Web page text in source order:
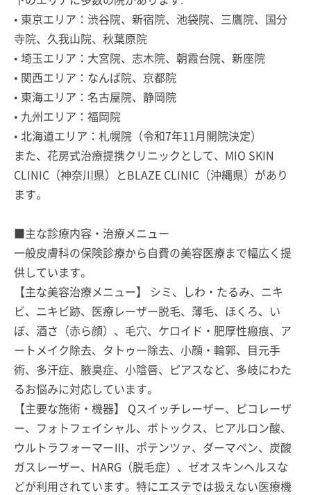
• 東京エリア：渋谷院、新宿院、池袋院、三鷹院、国分
寺院、久我山院、秋葉原院
• 埼玉エリア：大宮院、志木院、朝霞台院、新座院
• 関西エリア：なんば院、京都院
• 東海エリア：名古屋院、静岡院
• 九州エリア：福岡院
• 北海道エリア：札幌院（令和7年11月開院決定）
また、花房式治療提携クリニックとして、MIO SKIN
CLINIC（神奈川県）とBLAZE CLINIC（沖縄県）があり
ます。
■主な診療内容・治療メニュー
一般皮膚科の保険診療から自費の美容医療まで幅広く提
供しています。
【主な美容治療メニュー】 シミ、しわ・たるみ、ニキ
ビ、ニキビ跡、医療レーザー脱毛、薄毛、ほくろ、い
ぼ、酒さ（赤ら顔）、毛穴、ケロイド・肥厚性瘢痕、ア
ートメイク除去、タトゥー除去、小顔・輪郭、目元手
術、多汗症、腋臭症、小陰唇、ピアスなど、多岐にわた
るお悩みに対応しています。
【主要な施術・機器】 Qスイッチレーザー、ピコレーザ
ー、フォトフェイシャル、ボトックス、ヒアルロン酸、
ウルトラフォーマーⅢ、ポテンツァ、ダーマペン、炭酸
ガスレーザー、HARG（脱毛症）、ゼオスキンヘルスな
どが利用されています。特にエステでは扱えない医療機